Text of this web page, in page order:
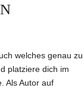
welches genau zu
platziere dich im
Als Autor auf